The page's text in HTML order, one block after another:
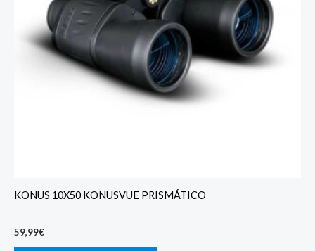
KONUS 10X50 KONUSVUE PRISMÁTICO
59,99€